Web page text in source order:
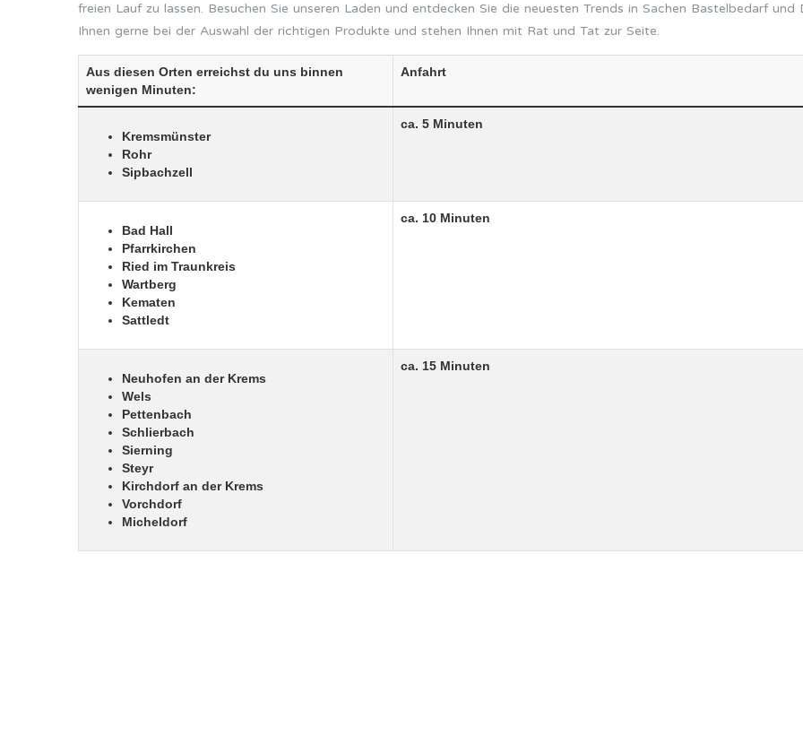
freien Lauf zu lassen. Besuchen Sie unseren Laden und entdecken Sie die neuesten Trends in Sachen Bastelbedarf
Ihnen gerne bei der Auswahl der richtigen Produkte und stehen Ihnen mit Rat und Tat zur Seite.
Aus diesen Orten erreichst du uns binnen
wenigen Minuten:
Anfahrt
Kremsmünster
Rohr
Sipbachzell
ca. 5 Minuten
Bad Hall
Pfarrkirchen
Ried im Traunkreis
Wartberg
Kematen
Sattledt
ca. 10 Minuten
Neuhofen an der Krems
Wels
Pettenbach
Schlierbach
Sierning
Steyr
Kirchdorf an der Krems
Vorchdorf
Micheldorf
ca. 15 Minuten